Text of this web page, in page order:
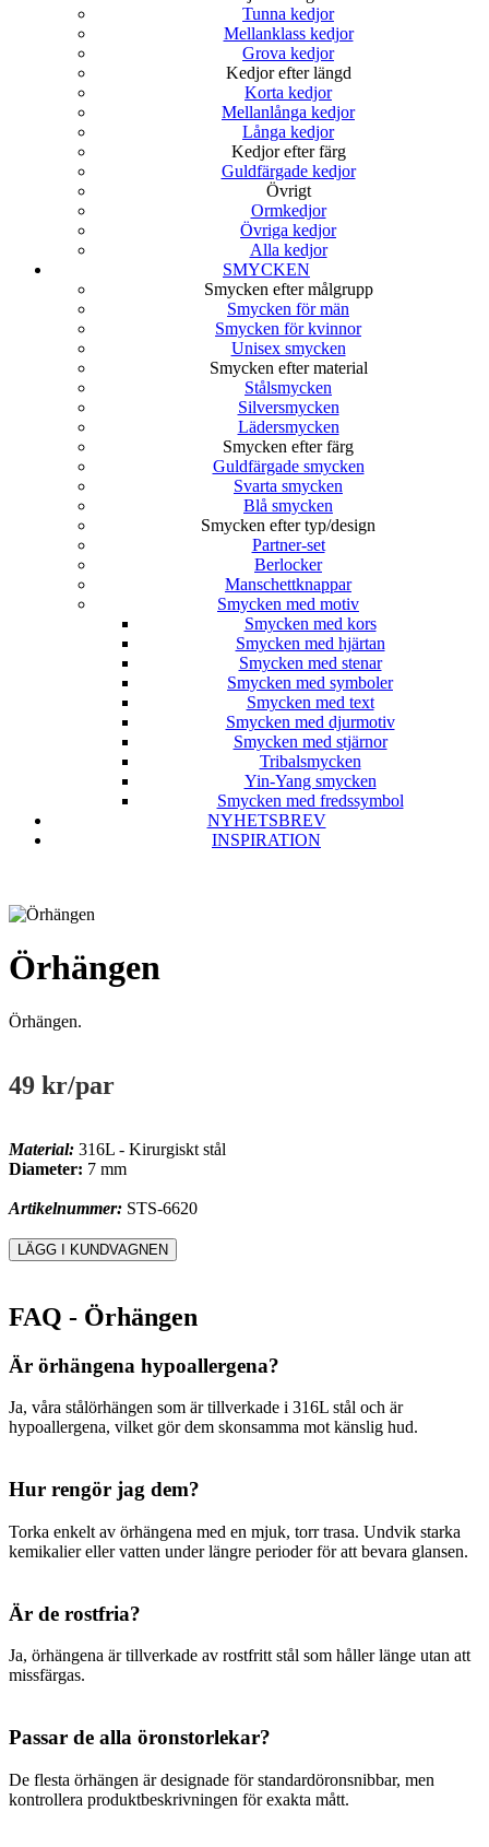
Tunna kedjor
Mellanklass kedjor
Grova kedjor
Kedjor efter längd
Korta kedjor
Mellanlånga kedjor
Långa kedjor
Kedjor efter färg
Guldfärgade kedjor
Övrigt
Ormkedjor
Övriga kedjor
Alla kedjor
SMYCKEN
Smycken efter målgrupp
Smycken för män
Smycken för kvinnor
Unisex smycken
Smycken efter material
Stålsmycken
Silversmycken
Lädersmycken
Smycken efter färg
Guldfärgade smycken
Svarta smycken
Blå smycken
Smycken efter typ/design
Partner-set
Berlocker
Manschettknappar
Smycken med motiv
Smycken med kors
Smycken med hjärtan
Smycken med stenar
Smycken med symboler
Smycken med text
Smycken med djurmotiv
Smycken med stjärnor
Tribalsmycken
Yin-Yang smycken
Smycken med fredssymbol
NYHETSBREV
INSPIRATION
Örhängen
Örhängen.
49 kr/par
Material: 316L - Kirurgiskt stål
Diameter: 7 mm
Artikelnummer: STS-6620
FAQ - Örhängen
Är örhängena hypoallergena?
Ja, våra stålörhängen som är tillverkade i 316L stål och är
hypoallergena, vilket gör dem skonsamma mot känslig hud.
Hur rengör jag dem?
Torka enkelt av örhängena med en mjuk, torr trasa. Undvik starka
kemikalier eller vatten under längre perioder för att bevara glansen.
Är de rostfria?
Ja, örhängena är tillverkade av rostfritt stål som håller länge utan att
missfärgas.
Passar de alla öronstorlekar?
De flesta örhängen är designade för standardöronsnibbar, men
kontrollera produktbeskrivningen för exakta mått.